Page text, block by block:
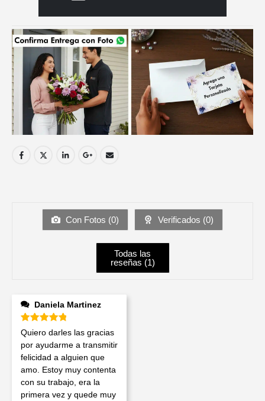
Con Fotos (0) Verificados (0)
Todas las
reseñas (1)
Daniela Martinez
Valorado en 5
Quiero darles las gracias
por ayudarme a transmitir
felicidad a alguien que
amo. Estoy muy contenta
con su trabajo, era la
primera vez y quede muy